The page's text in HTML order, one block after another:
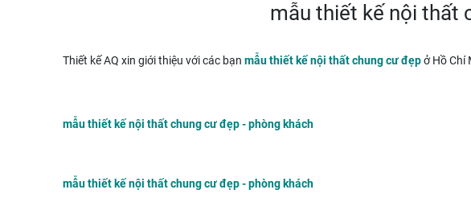
mẫu thiết kế nội thất
Thiết kế AQ xin giới thiệu với các bạn mẫu thiết kế nội thất chung cư đẹpở Hồ Chí
mẫu thiết kế nội thất chung cư đẹp - phòng khách
mẫu thiết kế nội thất chung cư đẹp - phòng khách